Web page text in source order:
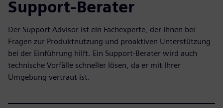
Support-Berater
Der Support Advisor ist ein Fachexperte, der Ihnen bei
Fragen zur Produktnutzung und proaktiven Unterstützung
bei der Einführung hilft. Ein Support-Berater wird auch
technische Vorfälle schneller lösen, da er mit Ihrer
Umgebung vertraut ist.